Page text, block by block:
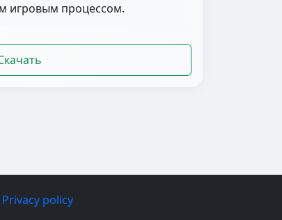
игровым процессом.
Privacy policy